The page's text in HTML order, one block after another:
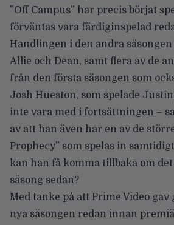
”Off Campus” har precis börjat
förväntas vara färdiginspelad
Handlingen i den andra
Allie och Dean, samt flera av de
från den första säsongen som
Josh Hueston, som spelade
inte vara med i fortsättningen –
av att han även har en av de
Prophecy” som spelas in
kan han få komma tillbaka om
säsong sedan?
Med tanke på att Prime Video
nya säsongen redan innan